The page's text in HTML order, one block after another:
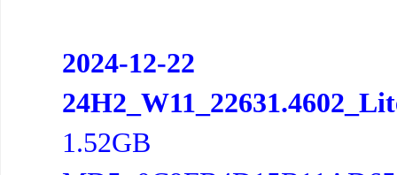
2024-12-22
1.52GB